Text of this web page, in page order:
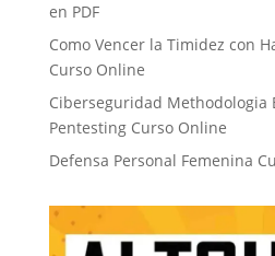
en PDF
Como Vencer la Timidez con
Curso Online
Ciberseguridad Methodologia
Pentesting Curso Online
Defensa Personal Femenina